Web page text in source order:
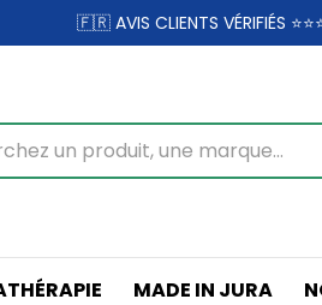
🇫🇷 AVIS CLIENTS VÉRIFIÉS
MADE IN JURA